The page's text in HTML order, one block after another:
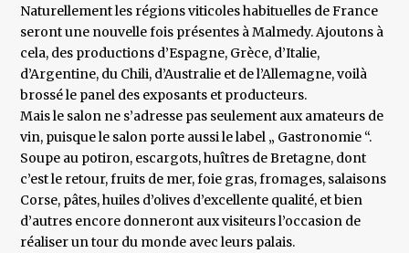
Naturellement les régions viticoles habituelles de France
seront une nouvelle fois présentes à Malmedy. Ajoutons à
cela, des productions d’Espagne, Grèce, d’Italie,
d’Argentine, du Chili, d’Australie et de l’Allemagne, voilà
brossé le panel des exposants et producteurs.
Mais le salon ne s’adresse pas seulement aux amateurs de
vin, puisque le salon porte aussi le label „ Gastronomie “.
Soupe au potiron, escargots, huîtres de Bretagne, dont
c’est le retour, fruits de mer, foie gras, fromages, salaisons
Corse, pâtes, huiles d’olives d’excellente qualité, et bien
d’autres encore donneront aux visiteurs l’occasion de
réaliser un tour du monde avec leurs palais.